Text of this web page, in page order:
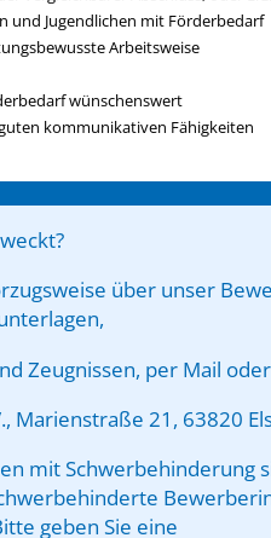
und Jugendlichen mit Förderbedarf
Arbeitsweise
wünschenswert
kommunikativen Fähigkeiten
über unser
Zeugnissen, per Mail
Marienstraße 21, 63820
mit Schwerbehinderung
geben Sie eine